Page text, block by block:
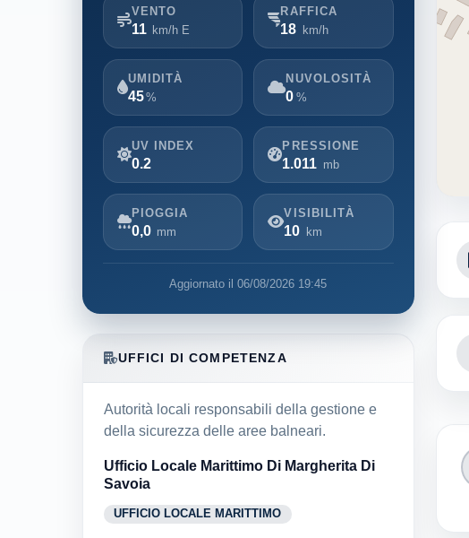
VENTO
11 km/h E
RAFFICA
18 km/h
UMIDITÀ
45%
NUVOLOSITÀ
0 %
UV INDEX
0.2
PRESSIONE
1.011 mb
PIOGGIA
0,0 mm
VISIBILITÀ
10 km
Aggiornato il 06/08/2026 19:45
UFFICI DI COMPETENZA
Autorità locali responsabili della gestione e
della sicurezza delle aree balneari.
Ufficio Locale Marittimo Di Margherita Di
Savoia
UFFICIO LOCALE MARITTIMO